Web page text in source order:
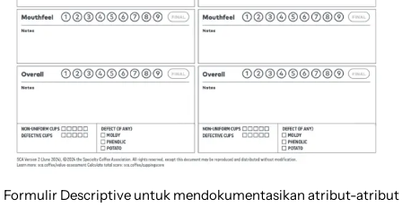
Formulir Descriptive untuk mendokumentasikan atribut-atribut